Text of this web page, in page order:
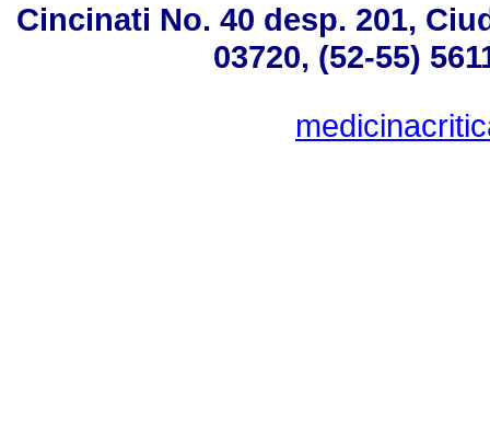
Cincinati No. 40 desp. 201,
03720, (52-55)